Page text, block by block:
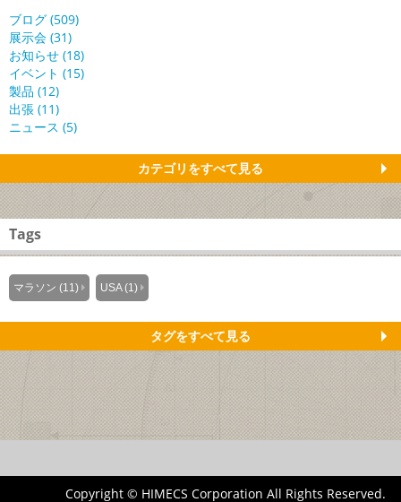
ブログ (509)
展示会 (31)
お知らせ (18)
イベント (15)
製品 (12)
出張 (11)
ニュース (5)
カテゴリをすべて見る
Tags
マラソン (11) USA (1)
タグをすべて見る
Copyright © HIMECS Corporation All Rights Reserved.